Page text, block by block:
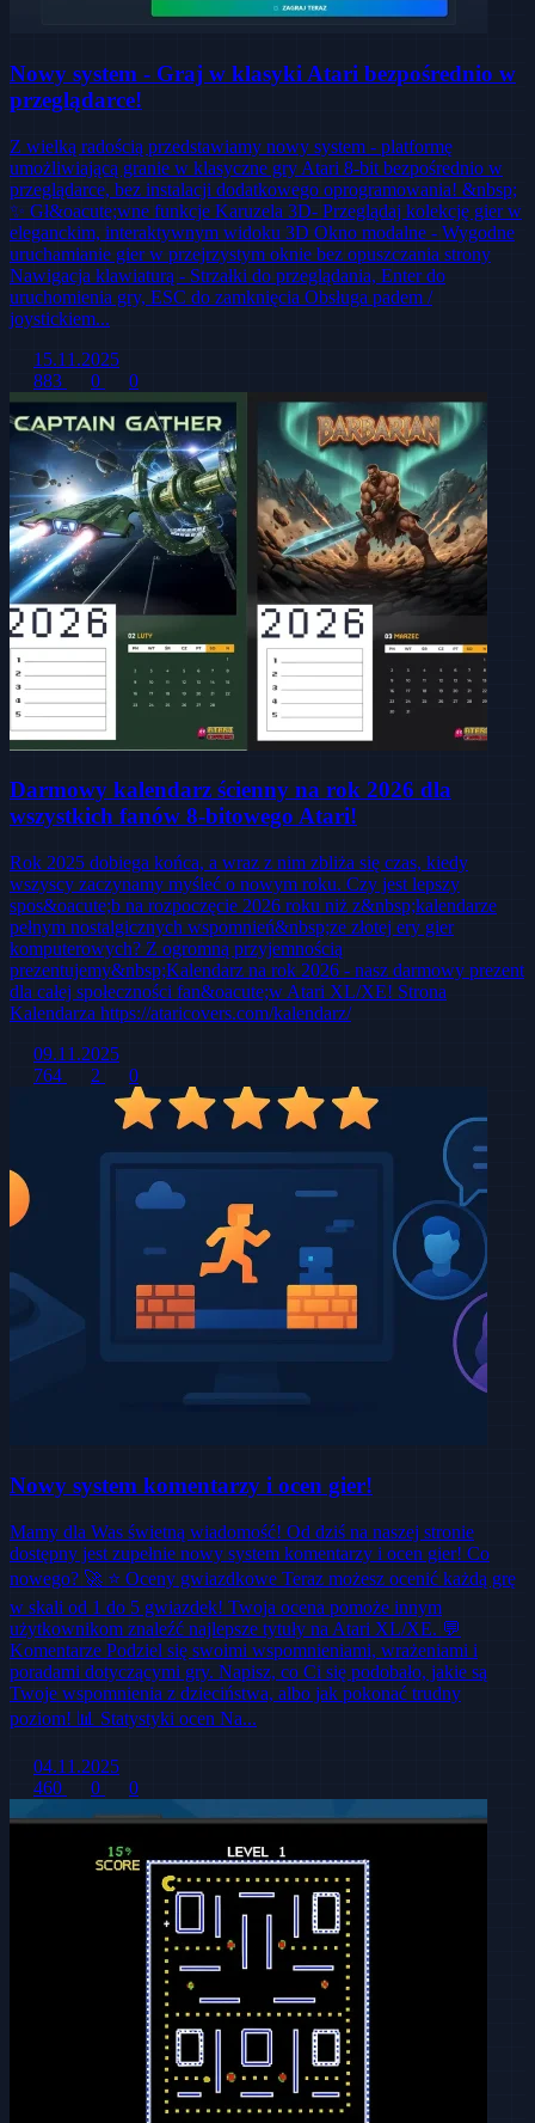
Nowy system - Graj w klasyki Atari bezpośrednio w
przeglądarce!
Z wielką radością przedstawiamy nowy system - platformę
umożliwiającą granie w klasyczne gry Atari 8-bit bezpośrednio w
przeglądarce, bez instalacji dodatkowego oprogramowania! &nbsp;
✨ Gł&oacute;wne funkcje Karuzela 3D- Przeglądaj kolekcję gier w
eleganckim, interaktywnym widoku 3D Okno modalne - Wygodne
uruchamianie gier w przejrzystym oknie bez opuszczania strony
Nawigacja klawiaturą - Strzałki do przeglądania, Enter do
uruchomienia gry, ESC do zamknięcia Obsługa padem /
joystickiem...
15.11.2025
883
0 0
Darmowy kalendarz ścienny na rok 2026 dla
wszystkich fanów 8-bitowego Atari!
Rok 2025 dobiega końca, a wraz z nim zbliża się czas, kiedy
wszyscy zaczynamy myśleć o nowym roku. Czy jest lepszy
spos&oacute;b na rozpoczęcie 2026 roku niż z&nbsp;kalendarze
pełnym nostalgicznych wspomnień&nbsp;ze złotej ery gier
komputerowych? Z ogromną przyjemnością
prezentujemy&nbsp;Kalendarz na rok 2026 - nasz darmowy prezent
dla całej społeczności fan&oacute;w Atari XL/XE! Strona
Kalendarza https://ataricovers.com/kalendarz/
09.11.2025
764
2 0
Nowy system komentarzy i ocen gier!
Mamy dla Was świetną wiadomość! Od dziś na naszej stronie
dostępny jest zupełnie nowy system komentarzy i ocen gier! Co
nowego? 🚀 ⭐ Oceny gwiazdkowe Teraz możesz ocenić każdą grę
w skali od 1 do 5 gwiazdek! Twoja ocena pomoże innym
użytkownikom znaleźć najlepsze tytuły na Atari XL/XE. 💬
Komentarze Podziel się swoimi wspomnieniami, wrażeniami i
poradami dotyczącymi gry. Napisz, co Ci się podobało, jakie są
Twoje wspomnienia z dzieciństwa, albo jak pokonać trudny
poziom! 📊 Statystyki ocen Na...
04.11.2025
460
0 0